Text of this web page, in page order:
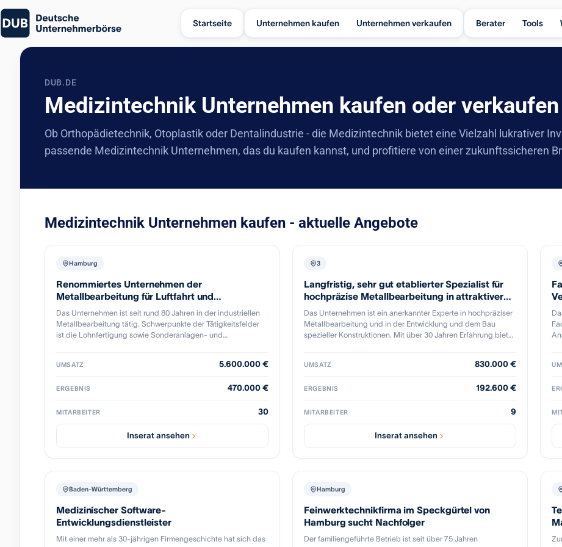
Startseite Unternehmen kaufen Unternehmen verkaufen Berater Tools
DUB.DE
Medizintechnik Unternehmen kaufen oder verkaufen
Ob Orthopädietechnik, Otoplastik oder Dentalindustrie - die Medizintechnik bietet eine Vielzahl lukrativer
passende Medizintechnik Unternehmen, das du kaufen kannst, und profitiere von einer zukunftssicheren
Medizintechnik Unternehmen kaufen - aktuelle Angebote
Hamburg
Renommiertes Unternehmen der
Metallbearbeitung für Luftfahrt und
Medizintechnik
Das Unternehmen ist seit rund 80 Jahren in der industriellen
Metallbearbeitung tätig. Schwerpunkte der Tätigkeitsfelder
ist die Lohnfertigung sowie Sonderanlagen- und
deutschen Unternehmens möchte im Rahmen der
Geschäftsanteile verkaufen, da eine familiäre
fertigt auf modernen CNC- Bearbeitungszentren einfache
und komplexe Bauteile, vom Einzelteil bis zu kleinen Serien.
Die Fertigungsmöglichkeiten umfassen 3-Achs- bis 5-
Achssimultanfräsen. Kunden können 3d-Modelle zur
UMSATZ 5.600.000 €
ERGEBNIS 470.000 €
MITARBEITER 30
Inserat ansehen
3
Langfristig, sehr gut etablierter Spezialist für
hochpräzise Metallbearbeitung in attraktiver
Nische
Das Unternehmen ist ein anerkannter Experte in hochpräziser
Metallbearbeitung und in der Entwicklung und dem Bau
spezieller Konstruktionen. Mit über 30 Jahren Erfahrung bietet
Luftfahrtindustrie. Das Unternehmen sticht durch präzise
sich durch die langjährige Firmengeschichte und
Österreich und darüber hinaus erarbeitet.
UMSATZ 830.000 €
ERGEBNIS 192.600 €
MITARBEITER 9
Inserat ansehen
Baden-Württemberg
Medizinischer Software-
Entwicklungsdienstleister
Mit einer mehr als 30-jährigen Firmengeschichte hat sich das
Hamburg
Feinwerktechnikfirma im Speckgürtel von
Hamburg sucht Nachfolger
Der familiengeführte Betrieb ist seit über 75 Jahren